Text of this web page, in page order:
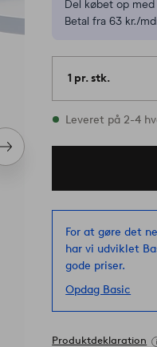
Næste
produkt
Del købet op med
Betal fra 63 kr./
1 pr. stk.
På lager
Leveret på 2-4
For at gøre det
har vi udviklet
gode priser.
Opdag Basic
Produktdeklaration